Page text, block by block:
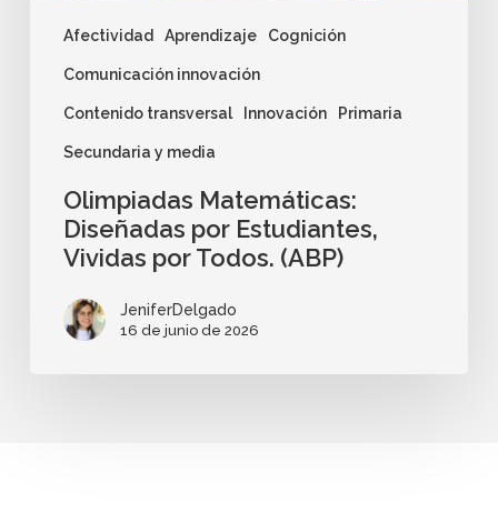
Afectividad Aprendizaje Cognición
Comunicación innovación
Contenido transversal Innovación Primaria
Secundaria y media
Olimpiadas Matemáticas:
Diseñadas por Estudiantes,
Vividas por Todos. (ABP)
JeniferDelgado
16 de junio de 2026